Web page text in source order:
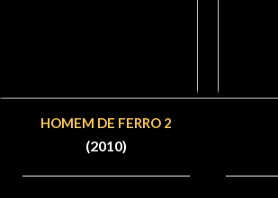
HOMEM DE FERRO 2
(2010)